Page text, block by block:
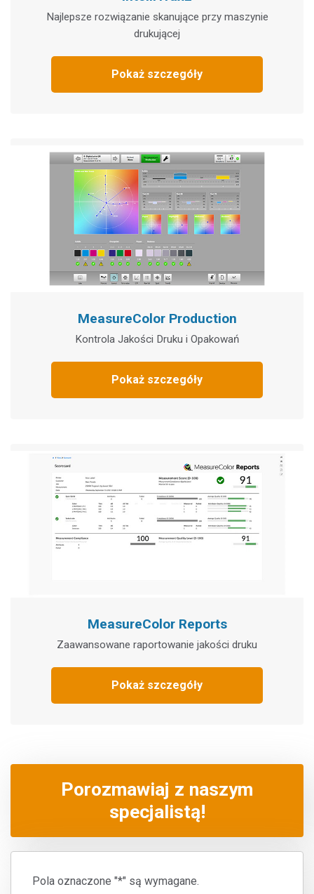
Najlepsze rozwiązanie skanujące przy maszynie
drukującej
Pokaż szczegóły
MeasureColor Production
Kontrola Jakości Druku i Opakowań
Pokaż szczegóły
MeasureColor Reports
Zaawansowane raportowanie jakości druku
Pokaż szczegóły
Porozmawiaj z naszym
specjalistą!
Pola oznaczone "*" są wymagane.